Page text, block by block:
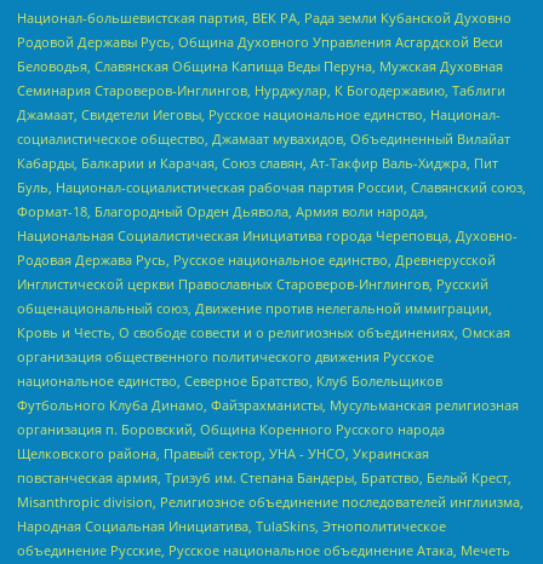
Национал-большевистская партия, ВЕК РА, Рада земли Кубанской Духовно
Родовой Державы Русь, Община Духовного Управления Асгардской Веси
Беловодья, Славянская Община Капища Веды Перуна, Мужская Духовная
Семинария Староверов-Инглингов, Нурджулар, К Богодержавию, Таблиги
Джамаат, Свидетели Иеговы, Русское национальное единство, Национал-
социалистическое общество, Джамаат мувахидов, Объединенный Вилайат
Кабарды, Балкарии и Карачая, Союз славян, Ат-Такфир Валь-Хиджра, Пит
Буль, Национал-социалистическая рабочая партия России, Славянский союз,
Формат-18, Благородный Орден Дьявола, Армия воли народа,
Национальная Социалистическая Инициатива города Череповца, Духовно-
Родовая Держава Русь, Русское национальное единство, Древнерусской
Инглистической церкви Православных Староверов-Инглингов, Русский
общенациональный союз, Движение против нелегальной иммиграции,
Кровь и Честь, О свободе совести и о религиозных объединениях, Омская
организация общественного политического движения Русское
национальное единство, Северное Братство, Клуб Болельщиков
Футбольного Клуба Динамо, Файзрахманисты, Мусульманская религиозная
организация п. Боровский, Община Коренного Русского народа
Щелковского района, Правый сектор, УНА - УНСО, Украинская
повстанческая армия, Тризуб им. Степана Бандеры, Братство, Белый Крест,
Misanthropic division, Религиозное объединение последователей инглиизма,
Народная Социальная Инициатива, TulaSkins, Этнополитическое
объединение Русские, Русское национальное объединение Атака, Мечеть